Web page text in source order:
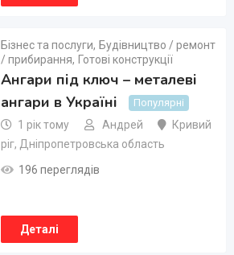
Бізнес та послуги, Будівництво / ремонт
/ прибирання, Готові конструкції
Ангари під ключ – металеві
ангари в Україні
Популярні
1 рік тому Андрей
Кривий
ріг, Дніпропетровська область
196 переглядів
Деталі